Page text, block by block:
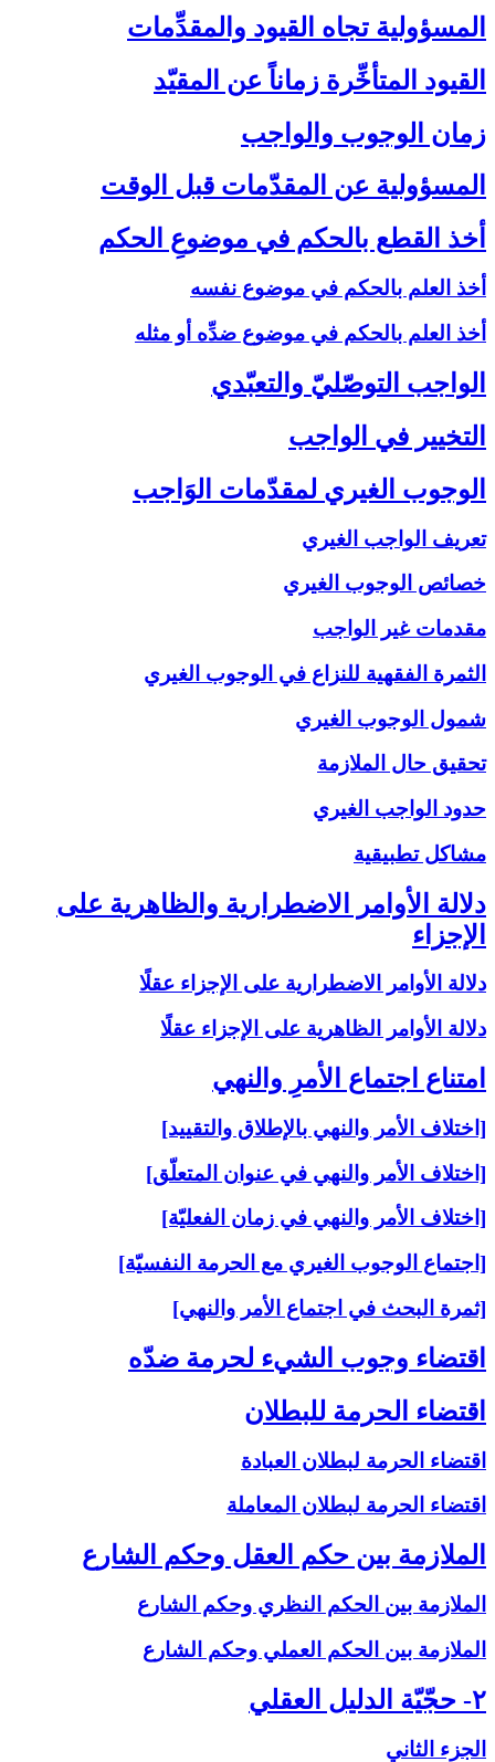
المسؤولية تجاه القيود والمقدِّمات‏
القيود المتأخِّرة زماناً عن المقيّد
زمان الوجوب والواجب‏
المسؤولية عن المقدّمات قبل الوقت‏
أخذ القطع بالحكم في موضوعِ الحكم‏
أخذ العلم بالحكم في موضوع نفسه
أخذ العلم بالحكم في موضوع ضدِّه أو مثله
الواجب التوصّليّ والتعبّدي‏
التخيير في الواجب‏
الوجوب الغيري لمقدّمات الوَاجب‏
تعريف الواجب الغيري
خصائص الوجوب الغيري
مقدمات غير الواجب
الثمرة الفقهية للنزاع في الوجوب الغيري
شمول الوجوب الغيري
تحقيق حال الملازمة
حدود الواجب الغيري
مشاكل تطبيقية
دلالة الأوامر الاضطرارية والظاهرية على
الإجزاء
دلالة الأوامر الاضطرارية على الإجزاء عقلًا
دلالة الأوامر الظاهرية على الإجزاء عقلًا
امتناع اجتماع الأمرِ والنهي‏
[اختلاف الأمر والنهي بالإطلاق والتقييد]
[اختلاف الأمر والنهي في عنوان المتعلّق]
[اختلاف الأمر والنهي في زمان الفعليّة]
[اجتماع الوجوب الغيري مع الحرمة النفسيّة]
[ثمرة البحث في اجتماع الأمر والنهي]
اقتضاء وجوب الشي‏ء لحرمة ضدّه‏
اقتضاء الحرمة للبطلان‏
اقتضاء الحرمة لبطلان العبادة
اقتضاء الحرمة لبطلان المعاملة
الملازمة بين حكم العقل وحكم الشارع‏
الملازمة بين الحكم النظري وحكم الشارع
الملازمة بين الحكم العملي وحكم الشارع
۲- حجّيّة الدليل العقلي‏
الجزء الثاني